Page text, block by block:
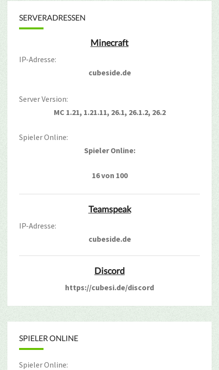
SERVERADRESSEN
Minecraft
IP-Adresse:
cubeside.de
Server Version:
MC 1.21, 1.21.11, 26.1, 26.1.2, 26.2
Spieler Online:
Spieler Online:
16 von 100
Teamspeak
IP-Adresse:
cubeside.de
Discord
https://cubesi.de/discord
SPIELER ONLINE
Spieler Online: